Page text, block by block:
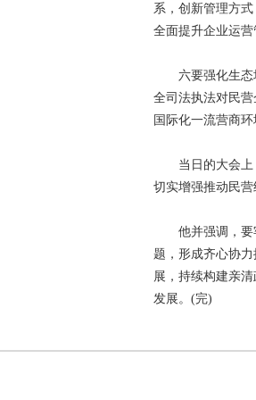
系，创新管理方
全面提升企业运营
六要强化生态培
全司法执法对民
国际化一流营商环
当日的大会上，
切实增强推动民
他并强调，要牢
题，形成齐心协
展，持续构建亲
发展。(完)